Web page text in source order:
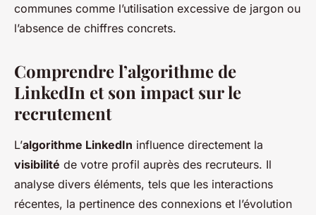
communes comme l’utilisation excessive de jargon ou
l’absence de chiffres concrets.
Comprendre l’algorithme de
LinkedIn et son impact sur le
recrutement
L’algorithme LinkedIn influence directement la
visibilité de votre profil auprès des recruteurs. Il
analyse divers éléments, tels que les interactions
récentes, la pertinence des connexions et l’évolution